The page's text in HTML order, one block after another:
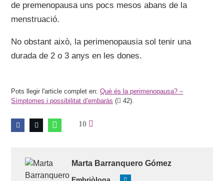
de premenopausa uns pocs mesos abans de la
menstruació.
No obstant això, la perimenopausia sol tenir una
durada de 2 o 3 anys en les dones.
Pots llegir l'article complet en:Què és la perimenopausa? –
Símptomes i possibilitat d’embaràs ( 42).
10
Marta Barranquero Gómez